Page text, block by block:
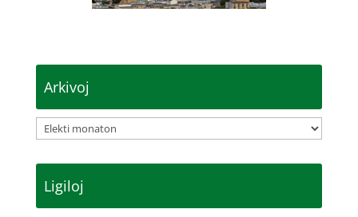
Arkivoj
Arkivoj
Ligiloj